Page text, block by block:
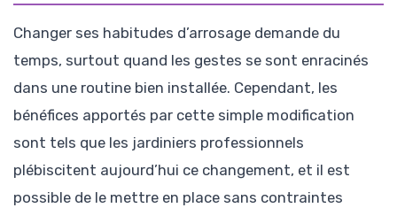
Changer ses habitudes d’arrosage demande du
temps, surtout quand les gestes se sont enracinés
dans une routine bien installée. Cependant, les
bénéfices apportés par cette simple modification
sont tels que les jardiniers professionnels
plébiscitent aujourd’hui ce changement, et il est
possible de le mettre en place sans contraintes